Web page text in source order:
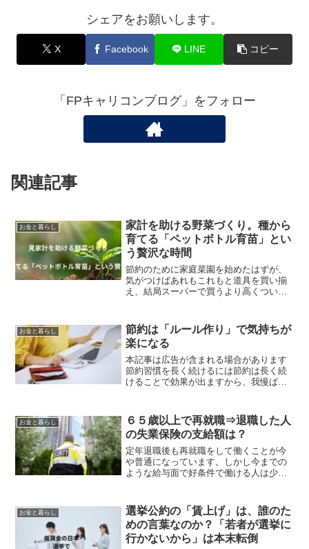
シェアをお願いします。
X Facebook LINE コピー
「FPキャリコンブログ」をフォロー
関連記事
お金と暮らし
家計を助ける野菜づくり。種から
育てる「ペットボトル育苗」とい
う贅沢な時間
節約のために家庭菜園を始めたはずが、
気がつけばあれもこれもと道具を買い揃
え、結局スーパーで買うより高くつい
間にか「趣味の出費」になってしまうの
はよくある話。そこで今回は...
お金と暮らし
節約は「ルール作り」で気持ちが
楽になる
本記事は広告が含まれる場合があります
節約習慣を長く続けるには節約は長く続
けることで効果が出ますから、我慢ばか
賢いお金の使い方ルールを決めておきま
しょう。💰 節約体質★５つ...
お金と暮らし
６５歳以上で再就職⇒退職した人
の失業保険の支給額は？
定年退職後も再就職をして働くことが今
や普通になっています。しかし今までの
ような給与面で好条件で働ける人は少な
も人との交流が生まれますので若々しく
いられます。しかし、体力...
お金と暮らし
選挙公約の「賃上げ」は、誰のた
めの言葉なのか？「若者が選挙に
行かないから」は本末転倒